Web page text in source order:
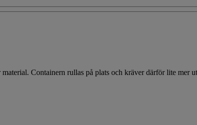
Containern rullas på plats och kräver därför lite mer